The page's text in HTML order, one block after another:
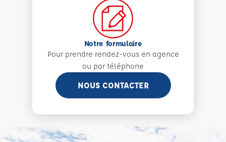
Notre formulaire
Pour prendre rendez-vous en agence
ou par téléphone
NOUS CONTACTER